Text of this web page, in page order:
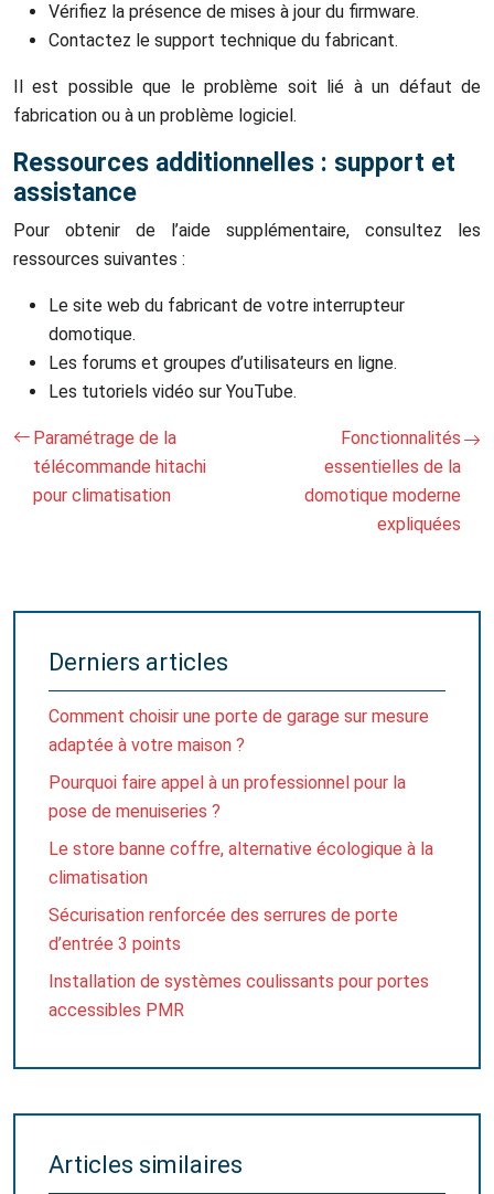
Vérifiez la présence de mises à jour du firmware.
Contactez le support technique du fabricant.
Il est possible que le problème soit lié à un défaut de
fabrication ou à un problème logiciel.
Ressources additionnelles : support et
assistance
Pour obtenir de l’aide supplémentaire, consultez les
ressources suivantes :
Le site web du fabricant de votre interrupteur
domotique.
Les forums et groupes d’utilisateurs en ligne.
Les tutoriels vidéo sur YouTube.
Paramétrage de la
télécommande hitachi
pour climatisation
Fonctionnalités
essentielles de la
domotique moderne
expliquées
Derniers articles
Comment choisir une porte de garage sur mesure
adaptée à votre maison ?
Pourquoi faire appel à un professionnel pour la
pose de menuiseries ?
Le store banne coffre, alternative écologique à la
climatisation
Sécurisation renforcée des serrures de porte
d’entrée 3 points
Installation de systèmes coulissants pour portes
accessibles PMR
Articles similaires